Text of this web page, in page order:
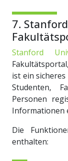
7.
Stanford
ist ein
Studenten,
Personen
Informationen
Die
enthalten: